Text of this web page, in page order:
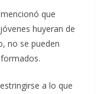
que
huyeran de
no se pueden
a lo que